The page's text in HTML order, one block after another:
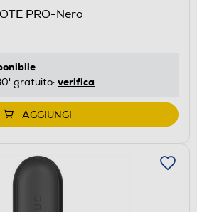
PRO-Nero
gratuito: verifica
AGGIUNGI